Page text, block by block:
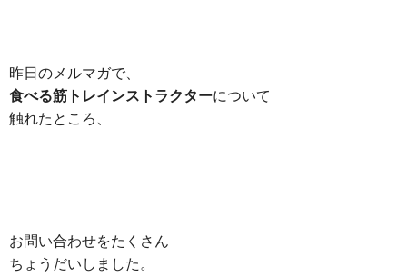
昨日のメルマガで、
食べる筋トレインストラクターについて
触れたところ、
お問い合わせをたくさん
ちょうだいしました。